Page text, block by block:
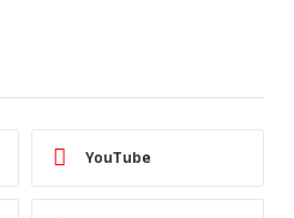
YouTube